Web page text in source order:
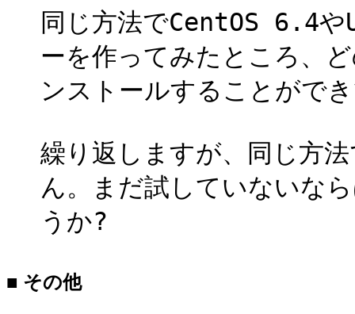
同じ方法でCentOS 6.4
ーを作ってみたところ、
ンストールすることがで
繰り返しますが、同じ方
ん。まだ試していないな
うか?
■ その他